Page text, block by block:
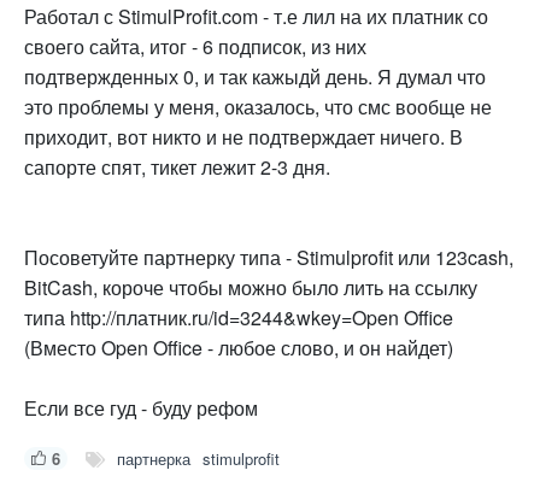
Работал с StimulProfit.com - т.е лил на их платник со
своего сайта, итог - 6 подписок, из них
подтвержденных 0, и так кажыдй день. Я думал что
это проблемы у меня, оказалось, что смс вообще не
приходит, вот никто и не подтверждает ничего. В
сапорте спят, тикет лежит 2-3 дня.
Посоветуйте партнерку типа - Stimulprofit или 123cash,
BitCash, короче чтобы можно было лить на ссылку
типа http://платник.ru/id=3244&wkey=Open Office
(Вместо Open Office - любое слово, и он найдет)
Если все гуд - буду рефом
6 партнерка stimulprofit